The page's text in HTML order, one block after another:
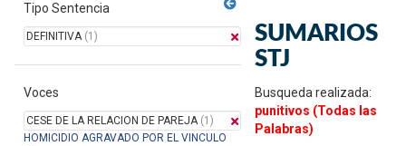
Sumarios del STJ
Manual del Usuario
Tipo Sentencia
DEFINITIVA(1)
Voces
CESE DE LA RELACION DE PAREJA(1)
HOMICIDIO AGRAVADO POR EL VINCULO
SUMARIOS
STJ
Busqueda realizada:
punitivos (Todas las
Palabras)